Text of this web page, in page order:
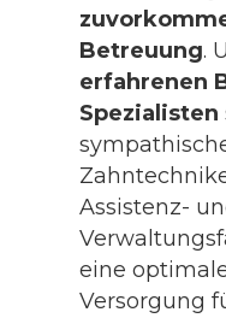
Betreuung.
erfahrenen
Spezialisten
Assistenz-
eine
Versorgung